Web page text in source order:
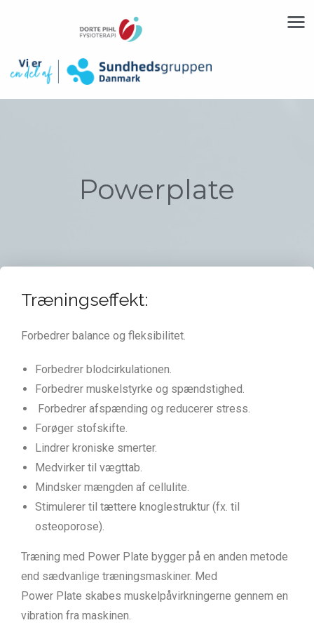
Powerplate
Træningseffekt:
Forbedrer balance og fleksibilitet.
Forbedrer blodcirkulationen.
Forbedrer muskelstyrke og spændstighed.
Forbedrer afspænding og reducerer stress.
Forøger stofskifte.
Lindrer kroniske smerter.
Medvirker til vægttab.
Mindsker mængden af cellulite.
Stimulerer til tættere knoglestruktur (fx. til
osteoporose).
Træning med Power Plate bygger på en anden metode
end sædvanlige træningsmaskiner. Med
Power Plate skabes muskelpåvirkningerne gennem en
vibration fra maskinen.